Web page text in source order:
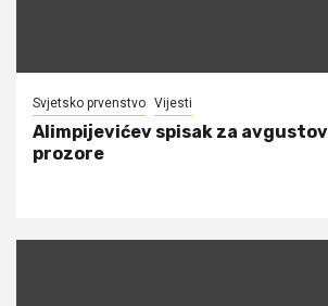
Svjetsko prvenstvo Vijesti
Alimpijevićev spisak za
prozore